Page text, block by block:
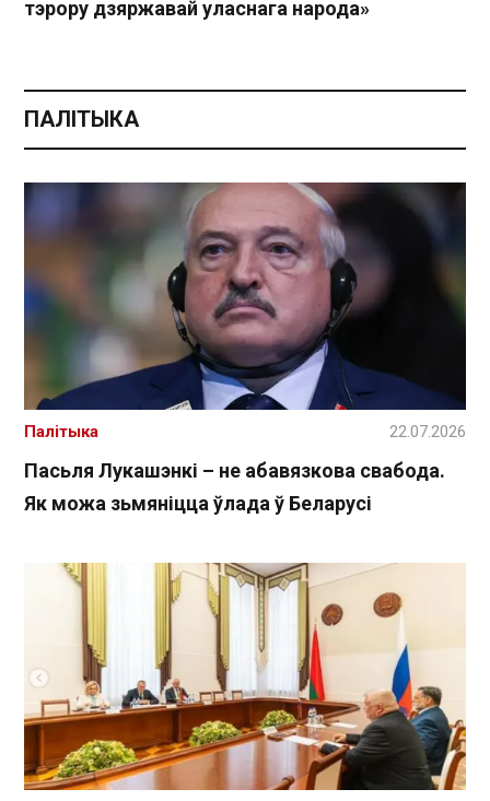
тэрору дзяржавай уласнага народа»
ПАЛІТЫКА
Пасьля Лукашэнкі – не абавязкова свабода.
Як можа зьмяніцца ўлада ў Беларусі
Палітыка 22.07.2026